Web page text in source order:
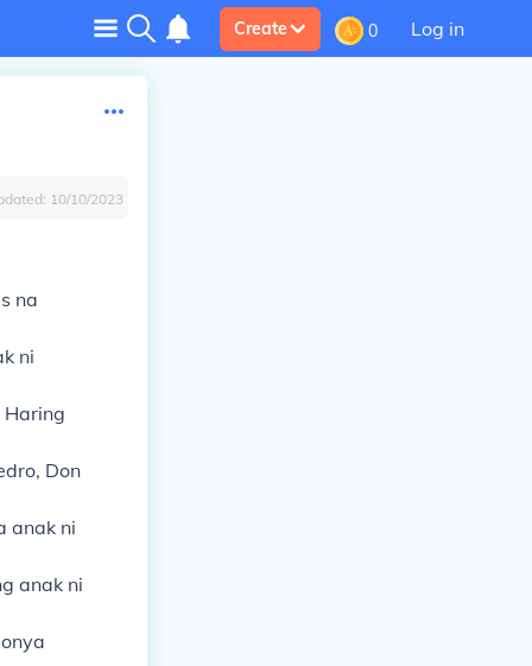
Create 0 Log in
10/10/2023
na
ni
Haring
Don
anak ni
anak ni